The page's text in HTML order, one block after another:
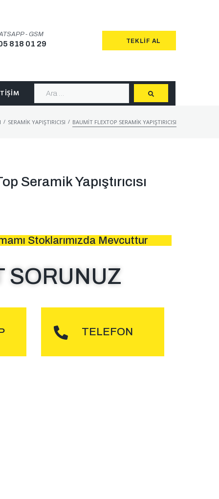
- GSM
818 01 29 TEKLIF AL
/ SERAMIK YAPIŞTIRICISI / BAUMIT FLEXTOP SERAMIK YAPIŞTIRICISI
Seramik Yapıştırıcısı
Stoklarımızda Mevcuttur
SORUNUZ
TELEFON
ARA